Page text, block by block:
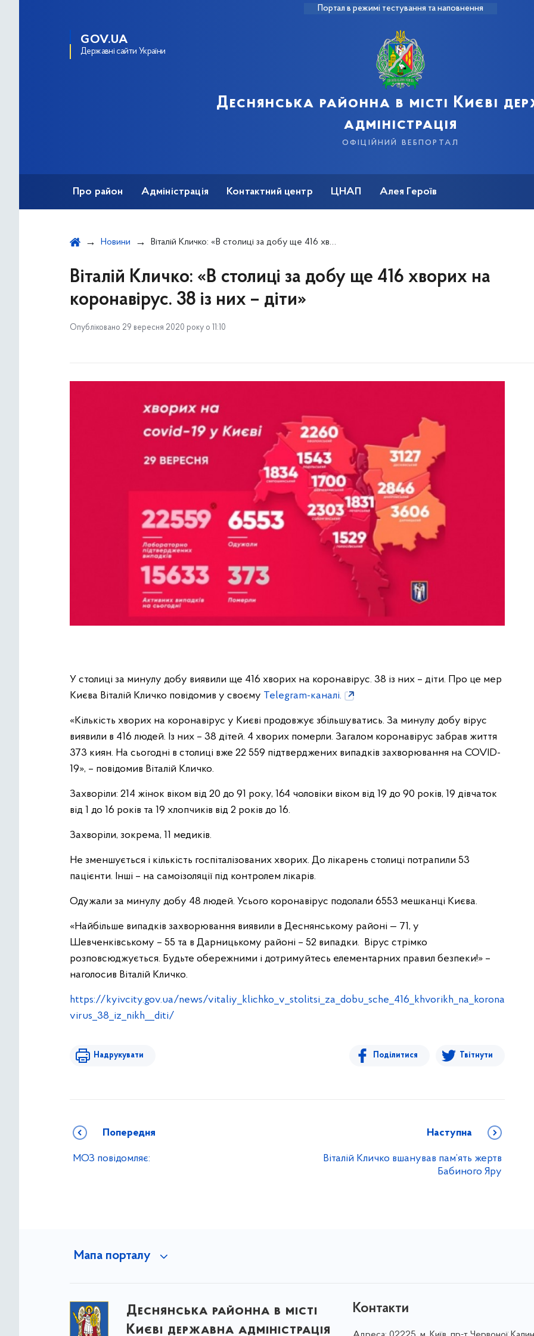
Портал в режимі тестування та наповнення
GOV.UA
Державні сайти України
Деснянська районна в місті Києві
адміністрація
офіційний вебпортал
Про район Адміністрація Контактний центр ЦНАП Алея Героїв
Новини Віталій Кличко: «В столиці за добу ще 416 хворих на коронавірус. 38 із них – діти»
Віталій Кличко: «В столиці за добу ще 416 хворих на
коронавірус. 38 із них – діти»
Опубліковано 29 вересня 2020 року о 11:10
У столиці за минулу добу виявили ще 416 хворих на коронавірус. 38 із них – діти. Про це мер
Києва Віталій Кличко повідомив у своєму Telegram-каналі.
«Кількість хворих на коронавірус у Києві продовжує збільшуватись. За минулу добу вірус
виявили в 416 людей. Із них – 38 дітей. 4 хворих померли. Загалом коронавірус забрав життя
373 киян. На сьогодні в столиці вже 22 559 підтверджених випадків захворювання на COVID-
19», – повідомив Віталій Кличко.
Захворіли: 214 жінок віком від 20 до 91 року, 164 чоловіки віком від 19 до 90 років, 19 дівчаток
від 1 до 16 років та 19 хлопчиків від 2 років до 16.
Захворіли, зокрема, 11 медиків.
Не зменшується і кількість госпіталізованих хворих. До лікарень столиці потрапили 53
пацієнти. Інші – на самоізоляції під контролем лікарів.
Одужали за минулу добу 48 людей. Усього коронавірус подолали 6553 мешканці Києва.
«Найбільше випадків захворювання виявили в Деснянському районі — 71, у
Шевченківському – 55 та в Дарницькому районі – 52 випадки. Вірус стрімко
розповсюджується. Будьте обережними і дотримуйтесь елементарних правил безпеки!» –
наголосив Віталій Кличко.
https://kyivcity.gov.ua/news/vitaliy_klichko_v_stolitsi_za_dobu_sche_416_khvorikh_na_korona
virus_38_iz_nikh__diti/
Надрукувати Поділитися Твітнути
Попередня
МОЗ повідомляє:
Наступна
Віталій Кличко вшанував пам’ять жертв
Бабиного Яру
Мапа порталу
Деснянська районна в місті
Києві державна адміністрація
Контакти